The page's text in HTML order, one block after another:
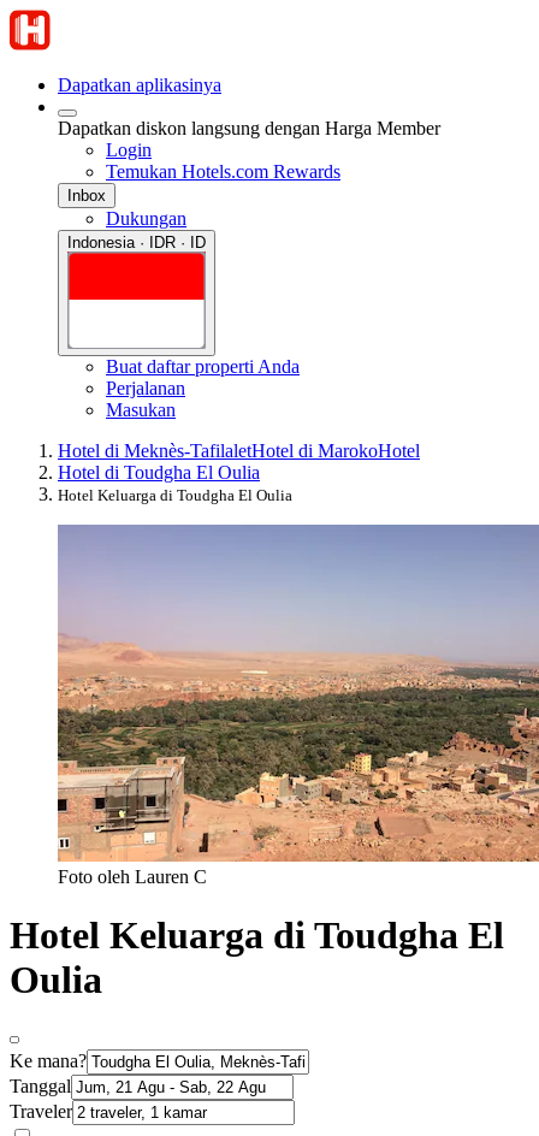
Dapatkan aplikasinya
Dapatkan diskon langsung dengan Harga Member
Login
Temukan Hotels.com Rewards
Inbox
Dukungan
Indonesia · IDR · ID
Buat daftar properti Anda
Perjalanan
Masukan
Hotel di Meknès-TafilaletHotel di MarokoHotel
Hotel di Toudgha El Oulia
Hotel Keluarga di Toudgha El Oulia
Foto oleh Lauren C
Hotel Keluarga di Toudgha El
Oulia
Ke mana?
Tanggal
Traveler